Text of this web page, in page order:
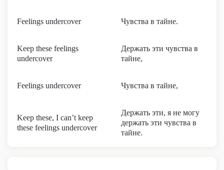
Feelings undercover Чувства в тайне.
Keep these feelings
undercover
Держать эти чувства в
тайне,
Feelings undercover Чувства в тайне,
Keep these, I can’t keep
these feelings undercover
Держать эти, я не могу
держать эти чувства в
тайне.